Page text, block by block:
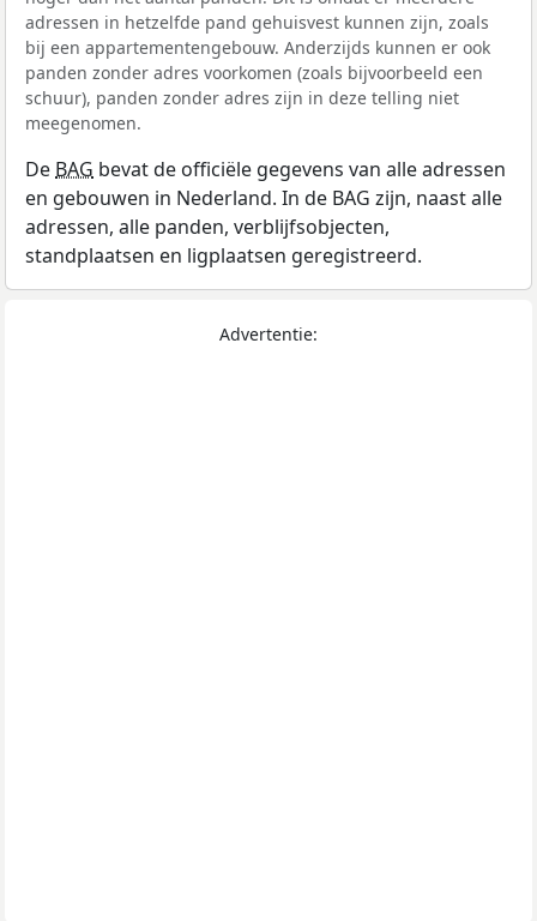
adressen in hetzelfde pand gehuisvest kunnen zijn, zoals
bij een appartementengebouw. Anderzijds kunnen er ook
panden zonder adres voorkomen (zoals bijvoorbeeld een
schuur), panden zonder adres zijn in deze telling niet
meegenomen.
De BAG bevat de officiële gegevens van alle adressen
en gebouwen in Nederland. In de BAG zijn, naast alle
adressen, alle panden, verblijfsobjecten,
standplaatsen en ligplaatsen geregistreerd.
Advertentie: